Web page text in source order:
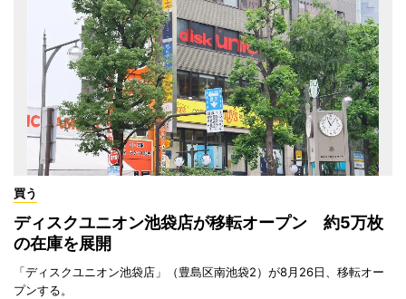
買う
ディスクユニオン池袋店が移転オープン 約5万枚
の在庫を展開
「ディスクユニオン池袋店」（豊島区南池袋2）が8月26日、移転オー
プンする。